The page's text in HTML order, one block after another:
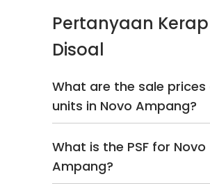
Pertanyaan Kerap
Disoal
What are the sale prices
units in Novo Ampang?
What is the PSF for Novo
Ampang?